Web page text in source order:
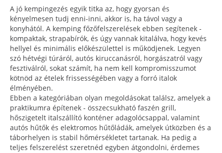
A jó kempingezés egyik titka az, hogy gyorsan és
kényelmesen tudj enni-inni, akkor is, ha távol vagy a
konyhától. A kemping főzőfelszerelések ebben segítenek -
kompaktak, strapabírók, és úgy vannak kitalálva, hogy kevés
hellyel és minimális előkészülettel is működjenek. Legyen
szó hétvégi túráról, autós kiruccanásról, horgászatról vagy
fesztiválról, sokat számít, ha nem kell kompromisszumot
kötnöd az ételek frissességében vagy a forró italok
élményében.
Ebben a kategóriában olyan megoldásokat találsz, amelyek a
praktikumra építenek - összecsukható faszén grill,
hőszigetelt italszállító konténer adagolócsappal, valamint
autós hűtők és elektromos hűtőládák, amelyek útközben és a
táborhelyen is stabil hőmérsékletet tartanak. Ha pedig a
teljes felszerelést szeretnéd egyben átgondolni, érdemes